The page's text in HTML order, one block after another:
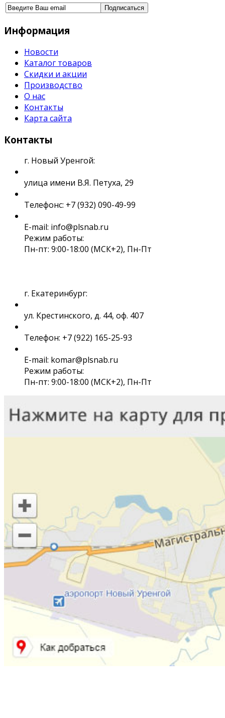
Информация
Новости
Каталог товаров
Скидки и акции
Производство
О нас
Контакты
Карта сайта
Контакты
г. Новый Уренгой:
улица имени В.Я. Петуха, 29
Телефонс: +7 (932) 090-49-99
E-mail: info@plsnab.ru
Режим работы:
Пн-пт: 9:00-18:00 (МСК+2), Пн-Пт
г. Екатеринбург:
ул. Крестинского, д. 44, оф. 407
Телефон: +7 (922) 165-25-93
E-mail: komar@plsnab.ru
Режим работы:
Пн-пт: 9:00-18:00 (МСК+2), Пн-Пт